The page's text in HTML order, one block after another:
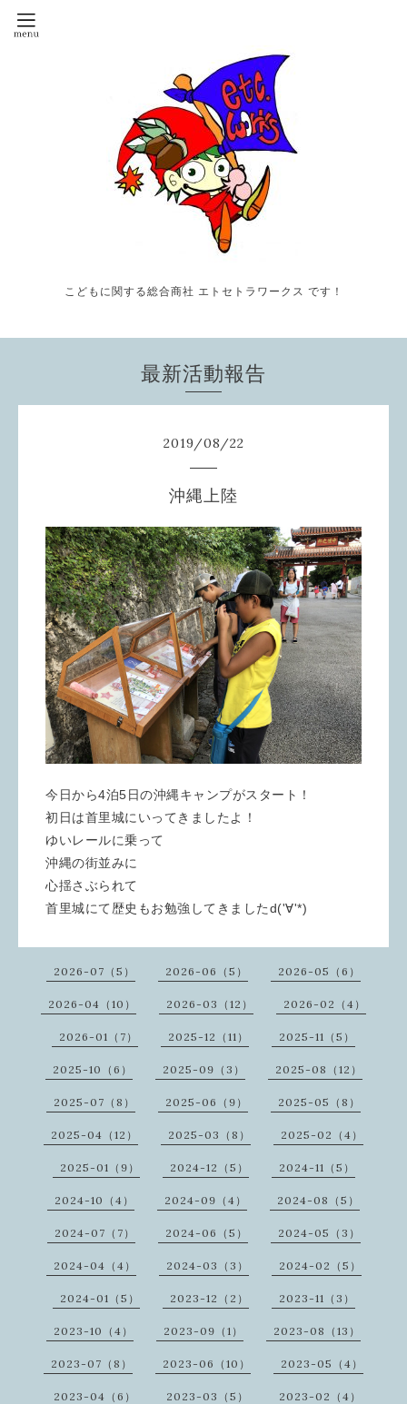
こどもに関する総合商社 エトセトラワークス です！
最新活動報告
2019/08/22
沖縄上陸
今日から4泊5日の沖縄キャンプがスタート！
初日は首里城にいってきましたよ！
ゆいレールに乗って
沖縄の街並みに
心揺さぶられて
首里城にて歴史もお勉強してきましたd('∀'*)
2026-07（5） 2026-06（5） 2026-05（6）
2026-04（10） 2026-03（12） 2026-02（4）
2026-01（7） 2025-12（11） 2025-11（5）
2025-10（6） 2025-09（3） 2025-08（12）
2025-07（8） 2025-06（9） 2025-05（8）
2025-04（12） 2025-03（8） 2025-02（4）
2025-01（9） 2024-12（5） 2024-11（5）
2024-10（4） 2024-09（4） 2024-08（5）
2024-07（7） 2024-06（5） 2024-05（3）
2024-04（4） 2024-03（3） 2024-02（5）
2024-01（5） 2023-12（2） 2023-11（3）
2023-10（4） 2023-09（1） 2023-08（13）
2023-07（8） 2023-06（10） 2023-05（4）
2023-04（6） 2023-03（5） 2023-02（4）